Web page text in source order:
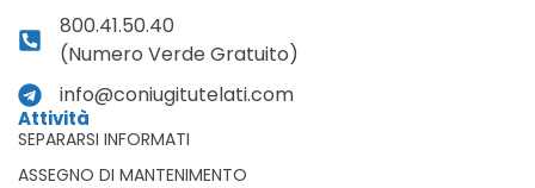
800.41.50.40
(Numero Verde Gratuito)
info@coniugitutelati.com
Attività
SEPARARSI INFORMATI
ASSEGNO DI MANTENIMENTO